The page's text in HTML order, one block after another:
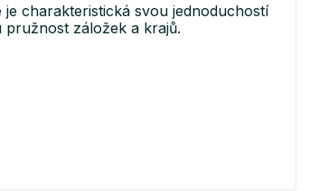
charakteristická svou jednoduchostí
záložek a krajů.